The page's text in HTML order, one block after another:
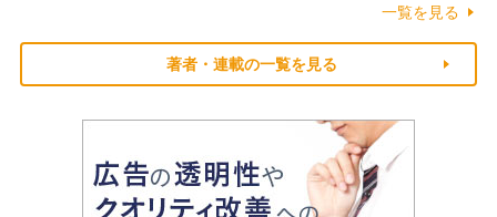
一覧を見る
著者・連載の一覧を見る